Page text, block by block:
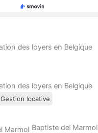
Gestion locative
Baptiste del Marmol